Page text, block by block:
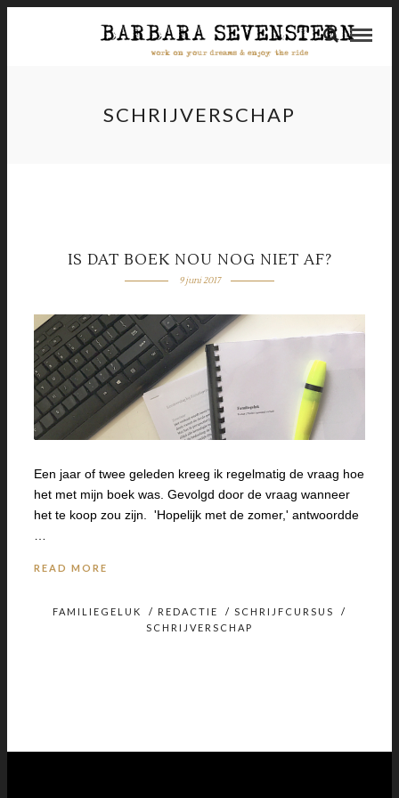
SCHRIJVERSCHAP
IS DAT BOEK NOU NOG NIET AF?
9 juni 2017
Een jaar of twee geleden kreeg ik regelmatig de vraag hoe
het met mijn boek was. Gevolgd door de vraag wanneer
het te koop zou zijn. 'Hopelijk met de zomer,' antwoordde
…
READ MORE
FAMILIEGELUK / REDACTIE / SCHRIJFCURSUS
/
SCHRIJVERSCHAP